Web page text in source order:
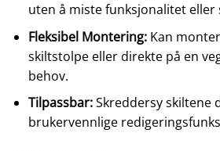
uten å miste funksjonalitet eller
Fleksibel Montering:Kan
skiltstolpe eller direkte på en
behov.
Tilpassbar:Skreddersy skiltene
brukervennlige